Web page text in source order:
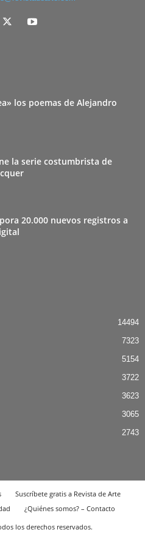
los poemas de Alejandro
la serie costumbrista de
20.000 nuevos registros a
14494
7323
5154
3722
3623
3065
2743
Suscríbete gratis a Revista de Arte
¿Quiénes somos? – Contacto
los derechos reservados.